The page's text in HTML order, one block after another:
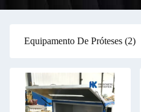
Equipamento De Próteses (2)